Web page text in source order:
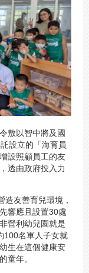
敖以智中將及國
設立的「海育員
設照顧員工的友
透由政府投入力
友善育兒環境，
響應且設置30處
營利幼兒園就是
100名軍人子女就
生在這個健康安
童年。